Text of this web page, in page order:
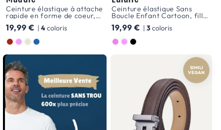
touche
de
magie
chaque
tenue.
Elles
sont
Ceinture élastique à attache
rapide en forme de coeur,
Maddie
Prix
habituel
19,99 € | 4coloris
Couleur
Ceinture élastique Sans
Boucle Enfant Cartoon, fille
Prix
habituel
19,99 € | 3coloris
Couleur
SIMILI
VEGAN